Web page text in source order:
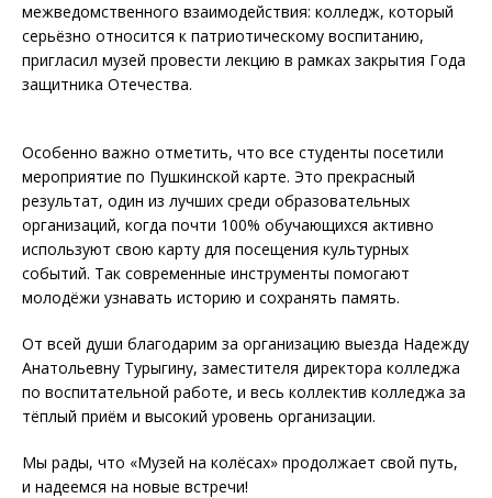
межведомственного взаимодействия: колледж, который
серьёзно относится к патриотическому воспитанию,
пригласил музей провести лекцию в рамках закрытия Года
защитника Отечества.
Особенно важно отметить, что все студенты посетили
мероприятие по Пушкинской карте. Это прекрасный
результат, один из лучших среди образовательных
организаций, когда почти 100% обучающихся активно
используют свою карту для посещения культурных
событий. Так современные инструменты помогают
молодёжи узнавать историю и сохранять память.
От всей души благодарим за организацию выезда Надежду
Анатольевну Турыгину, заместителя директора колледжа
по воспитательной работе, и весь коллектив колледжа за
тёплый приём и высокий уровень организации.
Мы рады, что «Музей на колёсах» продолжает свой путь,
и надеемся на новые встречи!